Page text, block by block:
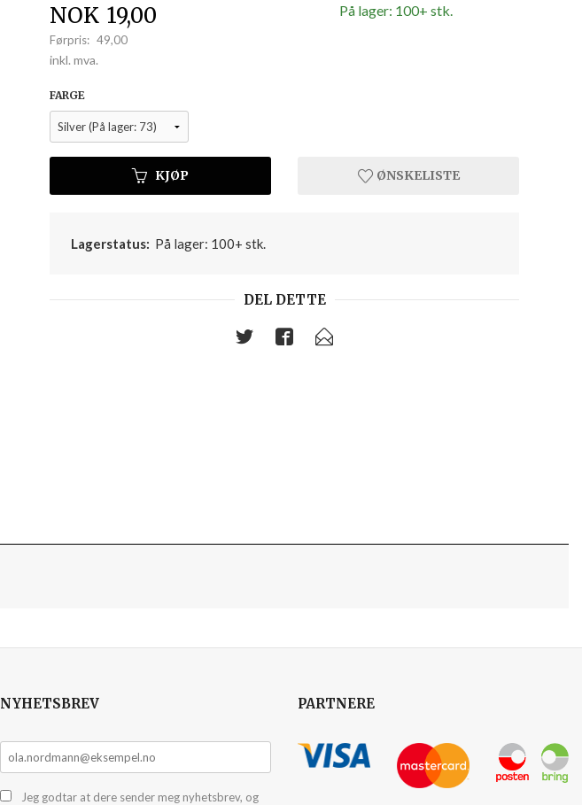
Tilbud
NOK 19,00
Førpris: 49,00
Rabatt
inkl. mva.
På lager: 100+ stk.
FARGE
KJØP ØNSKELISTE
Lagerstatus: På lager: 100+ stk.
DEL DETTE
NYHETSBREV
Jeg godtar at dere sender meg nyhetsbrev, og
PARTNERE